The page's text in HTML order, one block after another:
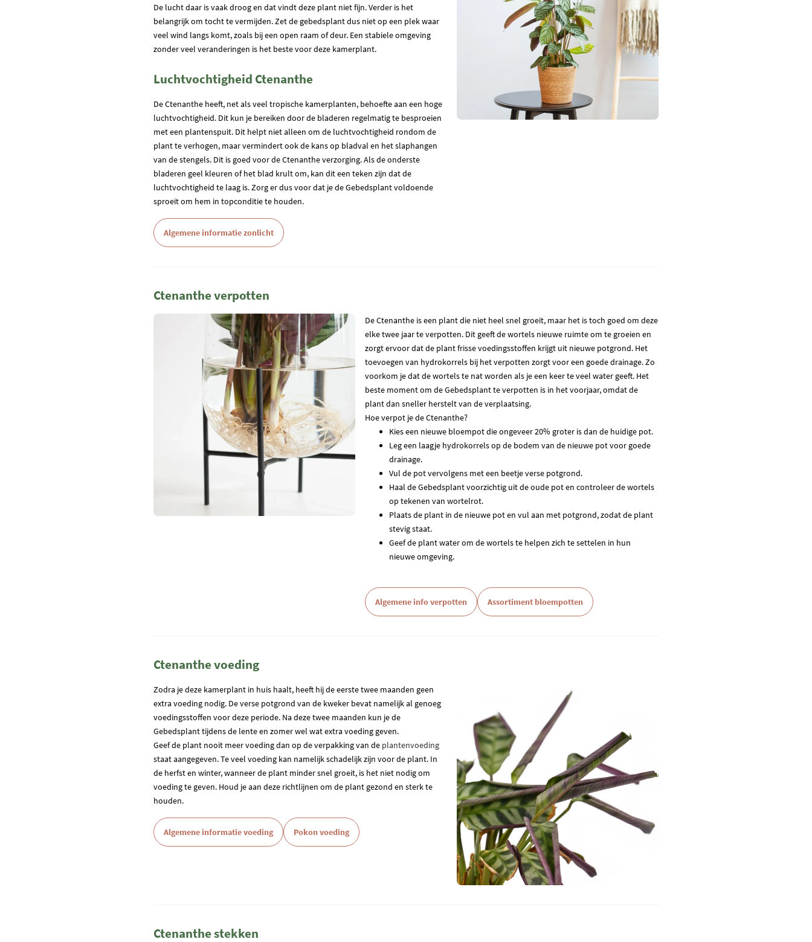
De lucht daar is vaak droog en dat vindt deze plant niet fijn. Verder is het
belangrijk om tocht te vermijden. Zet de gebedsplant dus niet op een plek waar
veel wind langs komt, zoals bij een open raam of deur. Een stabiele omgeving
zonder veel veranderingen is het beste voor deze kamerplant.
Luchtvochtigheid Ctenanthe
De Ctenanthe heeft, net als veel tropische kamerplanten, behoefte aan een hoge
luchtvochtigheid. Dit kun je bereiken door de bladeren regelmatig te besproeien
met een plantenspuit. Dit helpt niet alleen om de luchtvochtigheid rondom de
plant te verhogen, maar vermindert ook de kans op bladval en het slaphangen
van de stengels. Dit is goed voor de Ctenanthe verzorging. Als de onderste
bladeren geel kleuren of het blad krult om, kan dit een teken zijn dat de
luchtvochtigheid te laag is. Zorg er dus voor dat je de Gebedsplant voldoende
sproeit om hem in topconditie te houden.
Algemene informatie zonlicht
Ctenanthe verpotten
De Ctenanthe is een plant die niet heel snel groeit, maar het is toch goed om deze
elke twee jaar te verpotten. Dit geeft de wortels nieuwe ruimte om te groeien en
zorgt ervoor dat de plant frisse voedingsstoffen krijgt uit nieuwe potgrond. Het
toevoegen van hydrokorrels bij het verpotten zorgt voor een goede drainage. Zo
voorkom je dat de wortels te nat worden als je een keer te veel water geeft. Het
beste moment om de Gebedsplant te verpotten is in het voorjaar, omdat de
plant dan sneller herstelt van de verplaatsing.
Hoe verpot je de Ctenanthe?
Kies een nieuwe bloempot die ongeveer 20% groter is dan de huidige pot.
Leg een laagje hydrokorrels op de bodem van de nieuwe pot voor goede
drainage.
Vul de pot vervolgens met een beetje verse potgrond.
Haal de Gebedsplant voorzichtig uit de oude pot en controleer de wortels
op tekenen van wortelrot.
Plaats de plant in de nieuwe pot en vul aan met potgrond, zodat de plant
stevig staat.
Geef de plant water om de wortels te helpen zich te settelen in hun
nieuwe omgeving.
Algemene info verpotten Assortiment bloempotten
Ctenanthe voeding
Zodra je deze kamerplant in huis haalt, heeft hij de eerste twee maanden geen
extra voeding nodig. De verse potgrond van de kweker bevat namelijk al genoeg
voedingsstoffen voor deze periode. Na deze twee maanden kun je de
Gebedsplant tijdens de lente en zomer wel wat extra voeding geven.
Geef de plant nooit meer voeding dan op de verpakking van de plantenvoeding
staat aangegeven. Te veel voeding kan namelijk schadelijk zijn voor de plant. In
de herfst en winter, wanneer de plant minder snel groeit, is het niet nodig om
voeding te geven. Houd je aan deze richtlijnen om de plant gezond en sterk te
houden.
Algemene informatie voeding Pokon voeding
Ctenanthe stekken